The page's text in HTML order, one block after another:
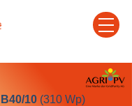
B40/10 (310 Wp)